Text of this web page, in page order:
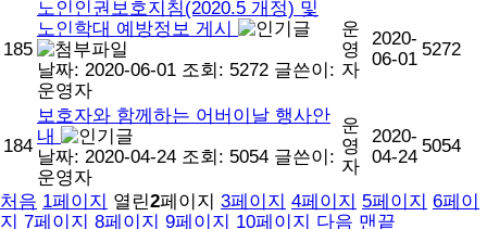
185
노인인권보호지침(2020.5 개정) 및
노인학대 예방정보 게시
날짜: 2020-06-01 조회: 5272 글쓴이:
운영자
운
영
자
2020-
06-01 5272
184
보호자와 함께하는 어버이날 행사안
내
날짜: 2020-04-24 조회: 5054 글쓴이:
운영자
운
영
자
2020-
04-24
5054
처음 1페이지 열린2페이지 3페이지 4페이지 5페이지 6페이
지 7페이지 8페이지 9페이지 10페이지 다음 맨끝